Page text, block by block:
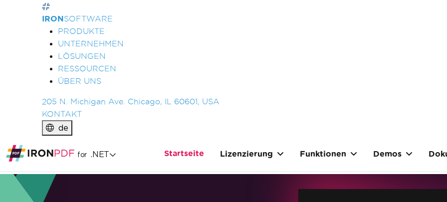
IRONSOFTWARE
PRODUKTE
UNTERNEHMEN
LÖSUNGEN
RESSOURCEN
ÜBER UNS
205 N. Michigan Ave. Chicago, IL 60601, USA
KONTAKT
de
for .NET Startseite Lizenzierung Funktionen Demos